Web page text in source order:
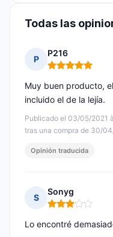
Todas las
P
P216
Nota: 5 de 5
Publicado el 03/05/2021
tras una compra de 30/
Muy buen producto,
incluido el de la lejía.
Opinión traducida
S
Sonyg
Nota: 3 de 5
Lo encontré